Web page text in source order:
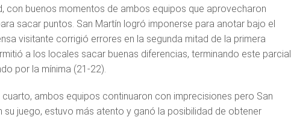
con buenos momentos de ambos equipos que aprovecharon
sacar puntos. San Martín logró imponerse para anotar bajo el
visitante corrigió errores en la segunda mitad de la primera
a los locales sacar buenas diferencias, terminando este parcial
por la mínima (21-22).
cuarto, ambos equipos continuaron con imprecisiones pero San
su juego, estuvo más atento y ganó la posibilidad de obtener